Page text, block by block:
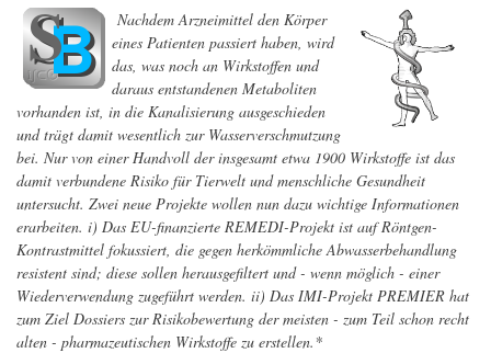
Nachdem Arzneimittel den Körper
eines Patienten passiert haben, wird
das, was noch an Wirkstoffen und
daraus entstandenen Metaboliten
vorhanden ist, in die Kanalisierung ausgeschieden
und trägt damit wesentlich zur Wasserverschmutzung
bei. Nur von einer Handvoll der insgesamt etwa 1900 Wirkstoffe ist das
damit verbundene Risiko für Tierwelt und menschliche Gesundheit
untersucht. Zwei neue Projekte wollen nun dazu wichtige Informationen
erarbeiten. i) Das EU-finanzierte REMEDI-Projekt ist auf Röntgen-
Kontrastmittel fokussiert, die gegen herkömmliche Abwasserbehandlung
resistent sind; diese sollen herausgefiltert und - wenn möglich - einer
Wiederverwendung zugeführt werden. ii) Das IMI-Projekt PREMIER hat
zum Ziel Dossiers zur Risikobewertung der meisten - zum Teil schon recht
alten - pharmazeutischen Wirkstoffe zu erstellen.*